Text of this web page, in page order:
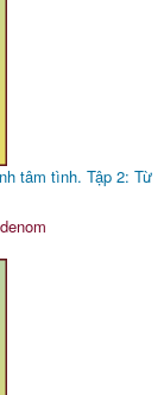
tâm tình. Tập 2: Từ